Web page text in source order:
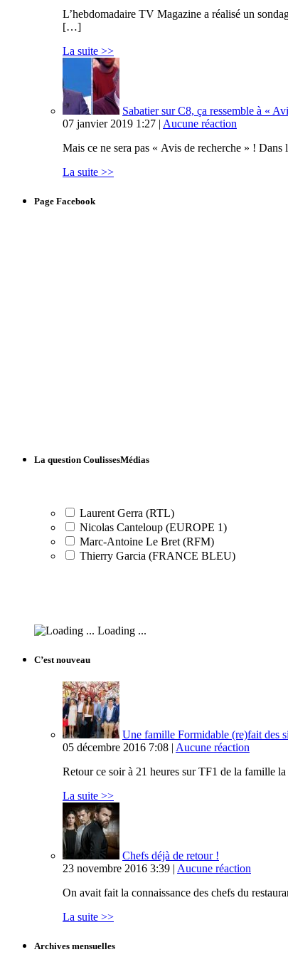
L’hebdomadaire TV Magazine a réalisé un
[…]
La suite >>
Sabatier sur C8, ça ressemble à «
07 janvier 2019 1:27 | Aucune réaction
Mais ce ne sera pas « Avis de recherche » !
La suite >>
Page Facebook
La question CoulissesMédias
Laurent Gerra (RTL)
Nicolas Canteloup (EUROPE 1)
Marc-Antoine Le Bret (RFM)
Thierry Garcia (FRANCE BLEU)
Loading ...
C’est nouveau
Une famille Formidable (re)fait des
05 décembre 2016 7:08 | Aucune réaction
Retour ce soir à 21 heures sur TF1 de la famille
La suite >>
Chefs déjà de retour !
23 novembre 2016 3:39 | Aucune réaction
On avait fait la connaissance des chefs du
La suite >>
Archives mensuelles